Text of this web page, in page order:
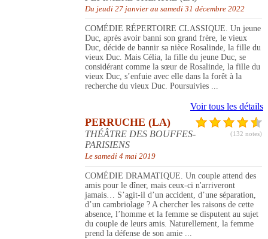
Du jeudi 27 janvier au samedi 31 décembre 2022
COMÉDIE RÉPERTOIRE CLASSIQUE. Un jeune
Duc, après avoir banni son grand frère, le vieux
Duc, décide de bannir sa nièce Rosalinde, la fille du
vieux Duc. Mais Célia, la fille du jeune Duc, se
considérant comme la sœur de Rosalinde, la fille du
vieux Duc, s’enfuie avec elle dans la forêt à la
recherche du vieux Duc. Poursuivies ...
Voir tous les détails
(132 notes)
PERRUCHE (LA)
THÉÂTRE DES BOUFFES-
PARISIENS
Le samedi 4 mai 2019
COMÉDIE DRAMATIQUE. Un couple attend des
amis pour le dîner, mais ceux-ci n'arriveront
jamais… S’agit-il d’un accident, d’une séparation,
d’un cambriolage ? A chercher les raisons de cette
absence, l’homme et la femme se disputent au sujet
du couple de leurs amis. Naturellement, la femme
prend la défense de son amie ...